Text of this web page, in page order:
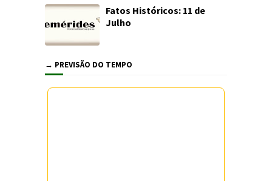
Fatos Históricos: 11 de
Julho
→ PREVISÃO DO TEMPO